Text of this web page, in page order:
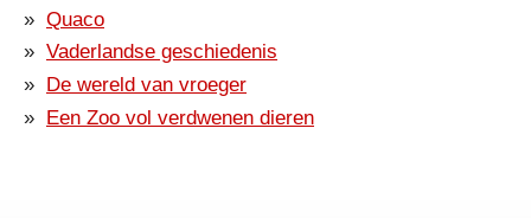
Quaco
Vaderlandse geschiedenis
De wereld van vroeger
Een Zoo vol verdwenen dieren